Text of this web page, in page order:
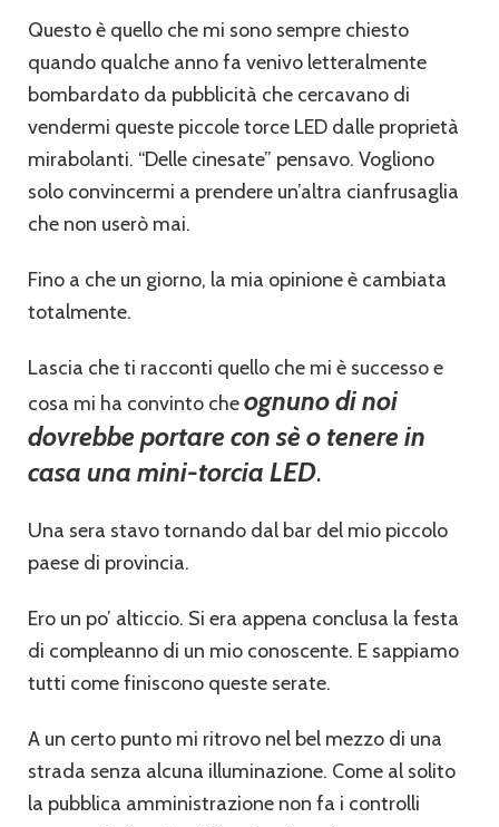
Questo è quello che mi sono sempre chiesto
quando qualche anno fa venivo letteralmente
bombardato da pubblicità che cercavano di
vendermi queste piccole torce LED dalle proprietà
mirabolanti. “Delle cinesate” pensavo. Vogliono
solo convincermi a prendere un’altra cianfrusaglia
che non userò mai.
Fino a che un giorno, la mia opinione è cambiata
totalmente.
Lascia che ti racconti quello che mi è successo e
cosa mi ha convinto cheognuno di noi
dovrebbe portare con sè o tenere in
casa una mini-torcia LED.
Una sera stavo tornando dal bar del mio piccolo
paese di provincia.
Ero un po’ alticcio. Si era appena conclusa la festa
di compleanno di un mio conoscente. E sappiamo
tutti come finiscono queste serate.
A un certo punto mi ritrovo nel bel mezzo di una
strada senza alcuna illuminazione. Come al solito
la pubblica amministrazione non fa i controlli